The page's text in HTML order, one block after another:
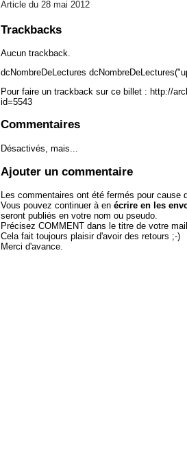
Article du 28 mai 2012
Trackbacks
Aucun trackback.
dcNombreDeLectures
Pour faire un trackback sur ce billet : http://
id=5543
Commentaires
Désactivés, mais...
Ajouter un commentaire
Les commentaires ont été fermés pour cause
Vous pouvez continuer à en écrire en les
seront publiés en votre nom ou pseudo.
Précisez COMMENT dans le titre de votre
Cela fait toujours plaisir d'avoir des retours ;-)
Merci d'avance.